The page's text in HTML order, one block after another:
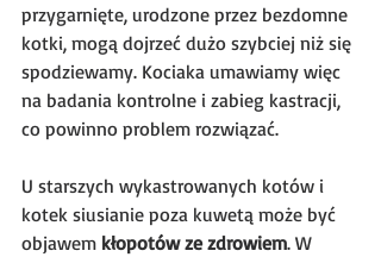
przygarnięte, urodzone przez bezdomne
kotki, mogą dojrzeć dużo szybciej niż się
spodziewamy. Kociaka umawiamy więc
na badania kontrolne i zabieg kastracji,
co powinno problem rozwiązać.
U starszych wykastrowanych kotów i
kotek siusianie poza kuwetą może być
objawem kłopotów ze zdrowiem. W